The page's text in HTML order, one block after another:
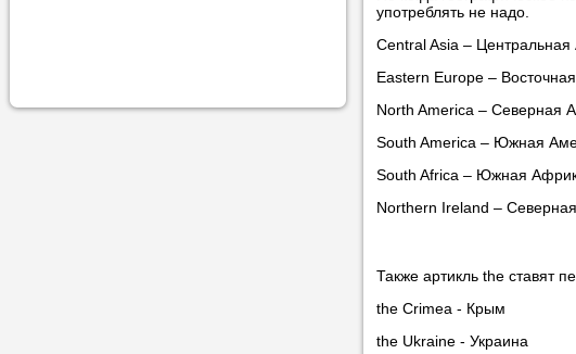
употреблять не надо.
Central Asia – Центральная
Eastern Europe –
North America – Северная
South America – Южная
South Africa – Южная
Northern Ireland –
Также артикль the ставят
the Crimea - Крым
the Ukraine - Украина